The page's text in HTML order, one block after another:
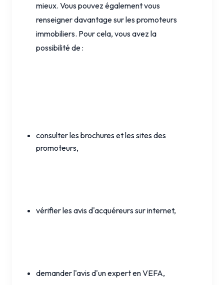
mieux. Vous pouvez également vous
renseigner davantage sur les promoteurs
immobiliers. Pour cela, vous avez la
possibilité de :
consulter les brochures et les sites des
promoteurs,
vérifier les avis d'acquéreurs sur internet,
demander l'avis d'un expert en VEFA,